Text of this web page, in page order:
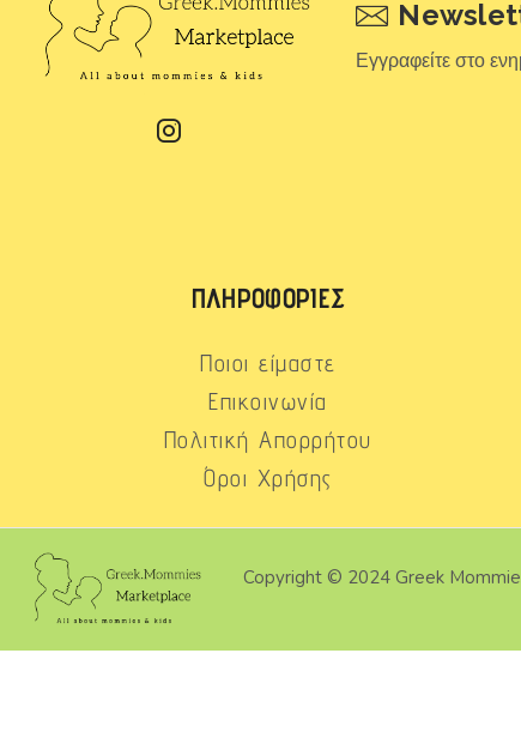
Εγγραφείτε στο
ΠΛΗΡΟΦΟΡΊΕΣ
Ποιοι είμαστε
Επικοινωνία
Πολιτική Απορρήτου
Όροι Χρήσης
Copyright © 2024 Greek